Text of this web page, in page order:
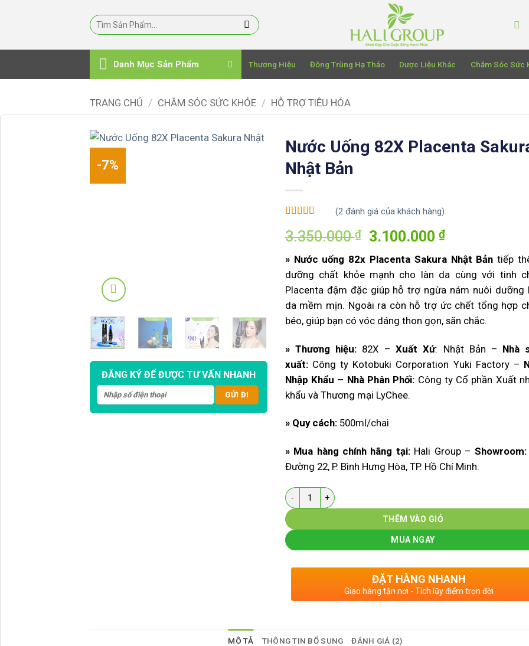
dung
Danh Mục Sản Phẩm Thương Hiệu Đông Trùng Hạ Thảo Dược Liệu Khác Chăm Sóc Sức
TRANG CHỦ / CHĂM SÓC SỨC KHỎE / HỖ TRỢ TIÊU HÓA
-7%
ĐĂNG KÝ ĐỂ ĐƯỢC TƯ VẤN NHANH
Nước Uống 82X Placenta
Nhật Bản
trênđánh
giá
(2 đánh giá của khách hàng)
3.350.000₫
Giá
là:
3.350.000 ₫.
3.100.000₫Giá
hiện
tại
là:
3.100.000 ₫.
» Nước uống 82x Placenta Sakura Nhật Bảntiếp
dưỡng chất khỏe mạnh cho làn da cùng với tinh
Placenta đậm đặc giúp hỗ trợ ngừa nám nuôi dưỡng
da mềm mịn. Ngoài ra còn hỗ trợ ức chết tổng hợp
béo, giúp bạn có vóc dáng thon gọn, săn chắc.
» Thương hiệu: 82X –Xuất Xứ: Nhật Bản – Nhà
xuất:Công ty Kotobuki Corporation Yuki Factory –
Nhập Khẩu – Nhà Phân Phối: Công ty Cổ phần Xuất
khẩu và Thương mại LyChee.
» Quy cách: 500ml/chai
» Mua hàng chính hãng tại:Hali Group – Showroom:
Đường 22, P. Bình Hưng Hòa, TP. Hồ Chí Minh.
Số lượng
THÊM VÀO GIỎ
MUA NGAY
ĐẶT HÀNG NHANH
Giao hàng tận nơi - Tích lũy điểm trọn đời
MÔ TẢ THÔNG TIN BỔ SUNG ĐÁNH GIÁ (2)